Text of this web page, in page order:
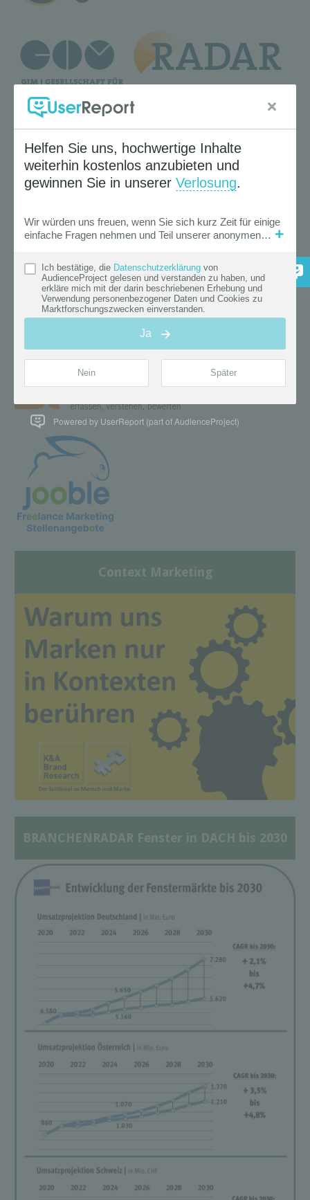
Context Marketing
BRANCHENRADAR Fenster in DACH bis 2030
Powered by UserReport (part of AudienceProject)